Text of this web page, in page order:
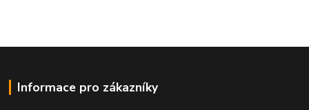
Informace pro zákazníky